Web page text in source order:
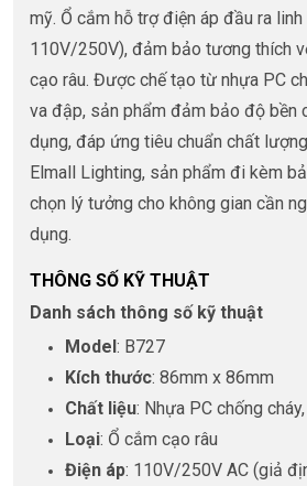
mỹ. Ổ cắm hỗ trợ điện áp đầu ra
110V/250V), đảm bảo tương thích
cạo râu. Được chế tạo từ nhựa PC
va đập, sản phẩm đảm bảo độ bền
dụng, đáp ứng tiêu chuẩn chất
Elmall Lighting, sản phẩm đi kèm
chọn lý tưởng cho không gian cần
dụng.
THÔNG SỐ KỸ THUẬT
Danh sách thông số kỹ thuật
Model : B727
Kích thước: 86mm x 86mm
Chất liệu: Nhựa PC chống
Loại: Ổ cắm cạo râu
Điện áp: 110V/250V AC (giả